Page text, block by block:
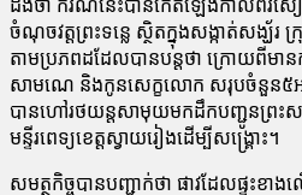
ដឹងថា ករណីនេះបានកើតឡើងកាលពីរសៀ
ចំណុចវត្តព្រះទន្លេ ស្ថិតក្នុងសង្កាត់សង្ឃ័រ
តាមប្រភពដដែលបានបន្តថា ក្រោយពីមា
សាមណេ និងកូនសេក្ខលោក សរុបចំនួន៥អង្
បានហៅរថយន្តសាមុយមកដឹកបញ្ជូនព្រះ
មន្ទីរពេទ្យខេត្តស្វាយរៀងដើម្បីសង្គ្រោះ។
សមត្ថកិច្ចបានបញ្ជាក់ថា ផាវដែលផ្ទុះខាង